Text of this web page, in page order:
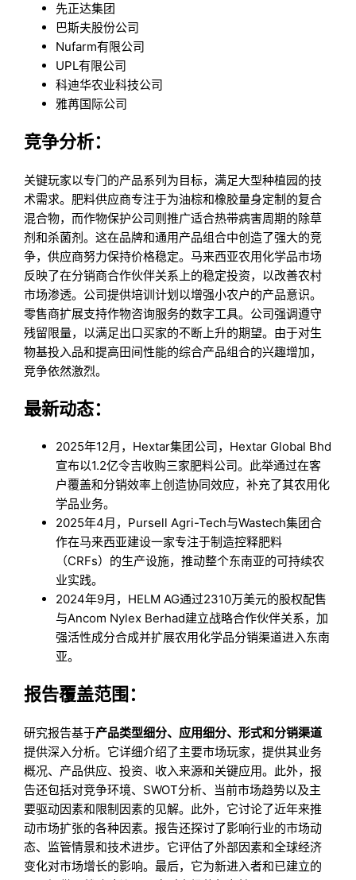
先正达集团
巴斯夫股份公司
Nufarm有限公司
UPL有限公司
科迪华农业科技公司
雅苒国际公司
竞争分析：
关键玩家以专门的产品系列为目标，满足大型种植园的技
术需求。肥料供应商专注于为油棕和橡胶量身定制的复合
混合物，而作物保护公司则推广适合热带病害周期的除草
剂和杀菌剂。这在品牌和通用产品组合中创造了强大的竞
争，供应商努力保持价格稳定。马来西亚农用化学品市场
反映了在分销商合作伙伴关系上的稳定投资，以改善农村
市场渗透。公司提供培训计划以增强小农户的产品意识。
零售商扩展支持作物咨询服务的数字工具。公司强调遵守
残留限量，以满足出口买家的不断上升的期望。由于对生
物基投入品和提高田间性能的综合产品组合的兴趣增加，
竞争依然激烈。
最新动态：
2025年12月，Hextar集团公司，Hextar Global Bhd
宣布以1.2亿令吉收购三家肥料公司。此举通过在客
户覆盖和分销效率上创造协同效应，补充了其农用化
学品业务。
2025年4月，Pursell Agri-Tech与Wastech集团合
作在马来西亚建设一家专注于制造控释肥料
（CRFs）的生产设施，推动整个东南亚的可持续农
业实践。
2024年9月，HELM AG通过2310万美元的股权配售
与Ancom Nylex Berhad建立战略合作伙伴关系，加
强活性成分合成并扩展农用化学品分销渠道进入东南
亚。
报告覆盖范围：
研究报告基于产品类型细分、应用细分、形式和分销渠道
提供深入分析。它详细介绍了主要市场玩家，提供其业务
概况、产品供应、投资、收入来源和关键应用。此外，报
告还包括对竞争环境、SWOT分析、当前市场趋势以及主
要驱动因素和限制因素的见解。此外，它讨论了近年来推
动市场扩张的各种因素。报告还探讨了影响行业的市场动
态、监管情景和技术进步。它评估了外部因素和全球经济
变化对市场增长的影响。最后，它为新进入者和已建立的